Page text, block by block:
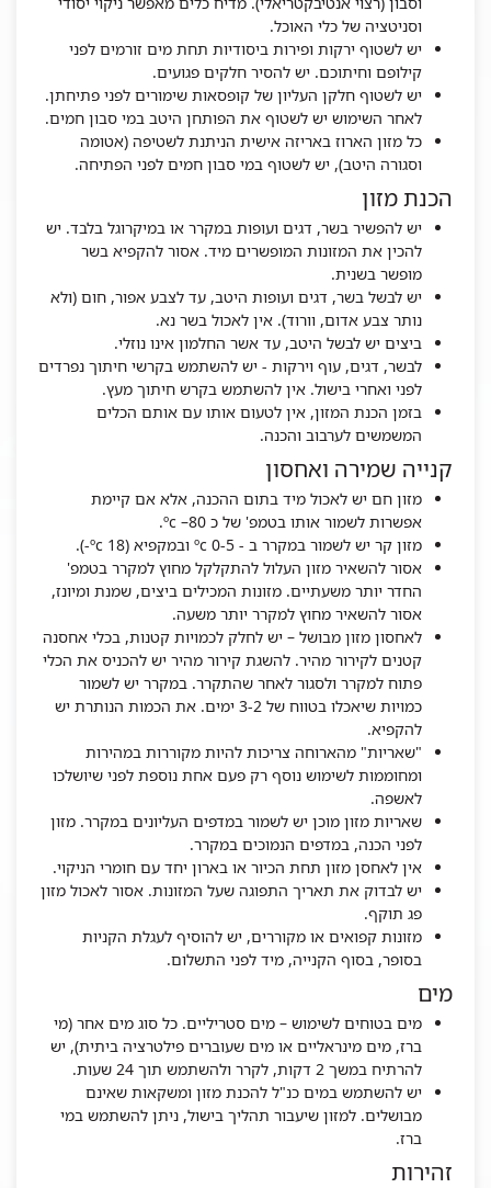
וסניטציה של כלי האוכל.
יש לשטוף ירקות ופירות ביסודיות תחת מים זורמים לפני
קילופם וחיתוכם. יש להסיר חלקים פגועים.
יש לשטוף חלקן העליון של קופסאות שימורים לפני פתיחתן.
לאחר השימוש יש לשטוף את הפותחן היטב במי סבון חמים.
כל מזון הארוז באריזה אישית הניתנת לשטיפה (אטומה
וסגורה היטב), יש לשטוף במי סבון חמים לפני הפתיחה.
הכנת מזון
יש להפשיר בשר, דגים ועופות במקרר או במיקרוגל בלבד. יש
להכין את המזונות המופשרים מיד. אסור להקפיא בשר
מופשר בשנית.
יש לבשל בשר, דגים ועופות היטב, עד לצבע אפור, חום (ולא
נותר צבע אדום, וורוד). אין לאכול בשר נא.
ביצים יש לבשל היטב, עד אשר החלמון אינו נוזלי.
לבשר, דגים, עוף וירקות - יש להשתמש בקרשי חיתוך נפרדים
לפני ואחרי בישול. אין להשתמש בקרש חיתוך מעץ.
בזמן הכנת המזון, אין לטעום אותו עם אותם הכלים
המשמשים לערבוב והכנה.
קנייה שמירה ואחסון
מזון חם יש לאכול מיד בתום ההכנה, אלא אם קיימת
אפשרות לשמור אותו בטמפ' של כ ºc –80.
מזון קר יש לשמור במקרר ב - ºc 0-5 ובמקפיא (ºc 18-).
אסור להשאיר מזון העלול להתקלקל מחוץ למקרר בטמפ'
החדר יותר משעתיים. מזונות המכילים ביצים, שמנת ומיונז,
אסור להשאיר מחוץ למקרר יותר משעה.
לאחסון מזון מבושל – יש לחלק לכמויות קטנות, בכלי אחסנה
קטנים לקירור מהיר. להשגת קירור מהיר יש להכניס את הכלי
פתוח למקרר ולסגור לאחר שהתקרר. במקרר יש לשמור
כמויות שיאכלו בטווח של 3-2 ימים. את הכמות הנותרת יש
להקפיא.
"שאריות" מהארוחה צריכות להיות מקוררות במהירות
ומחוממות לשימוש נוסף רק פעם אחת נוספת לפני שיושלכו
לאשפה.
שאריות מזון מוכן יש לשמור במדפים העליונים במקרר. מזון
לפני הכנה, במדפים הנמוכים במקרר.
אין לאחסן מזון תחת הכיור או בארון יחד עם חומרי הניקוי.
יש לבדוק את תאריך התפוגה שעל המזונות. אסור לאכול מזון
פג תוקף.
מזונות קפואים או מקוררים, יש להוסיף לעגלת הקניות
בסופר, בסוף הקנייה, מיד לפני התשלום.
מים
מים בטוחים לשימוש – מים סטריליים. כל סוג מים אחר (מי
ברז, מים מינראליים או מים שעוברים פילטרציה ביתית), יש
להרתיח במשך 2 דקות, לקרר ולהשתמש תוך 24 שעות.
יש להשתמש במים כנ"ל להכנת מזון ומשקאות שאינם
מבושלים. למזון שיעבור תהליך בישול, ניתן להשתמש במי
ברז.
זהירות